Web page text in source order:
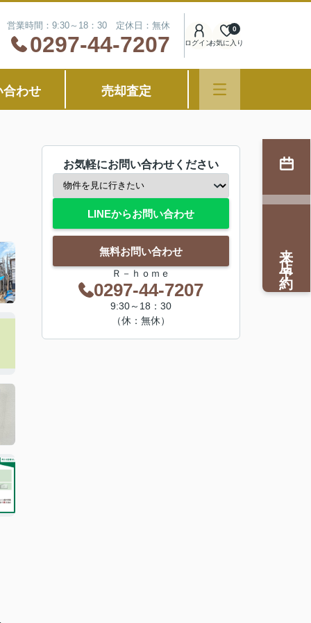
営業時間：9:30～18：30 定休日：無休
0297-44-7207 ログインお気に入り
0
合わせ 売却査定
お気軽にお問い合わせください
LINEからお問い合わせ
無料お問い合わせ
Ｒ－ｈｏｍｅ
0297-44-7207
9:30～18：30
（休：無休）
来店予約